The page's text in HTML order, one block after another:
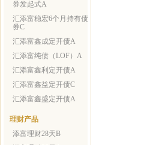
券发起式A
汇添富稳宏6个月持有债
券C
汇添富鑫成定开债A
汇添富纯债（LOF）A
汇添富鑫利定开债A
汇添富鑫益定开债C
汇添富鑫盛定开债A
理财产品
添富理财28天B